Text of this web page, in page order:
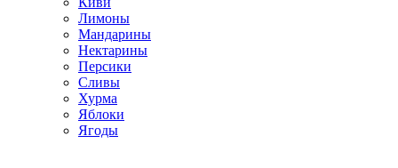
Лимоны
Мандарины
Нектарины
Персики
Сливы
Хурма
Яблоки
Ягоды